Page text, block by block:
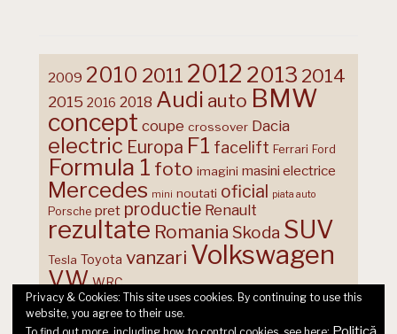
2009 2010 2011 2012 2013 2014
2015 2016 2018 Audi auto BMW
concept coupe crossover Dacia
electric Europa F1 facelift Ferrari Ford
Formula 1 foto imagini masini electrice
Mercedes mini noutati oficial piata auto
Porsche pret productie Renault
rezultate Romania Skoda SUV
Tesla Toyota vanzari Volkswagen
VW WRC
Privacy & Cookies: This site uses cookies. By continuing to use this
website, you agree to their use.